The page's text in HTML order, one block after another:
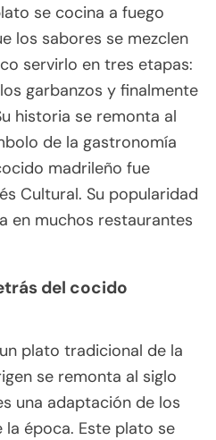
se cocina a fuego
los sabores se mezclen
servirlo en tres etapas:
garbanzos y finalmente
historia se remonta al
de la gastronomía
madrileño fue
Cultural. Su popularidad
en muchos restaurantes
del cocido
plato tradicional de la
se remonta al siglo
una adaptación de los
la época. Este plato se